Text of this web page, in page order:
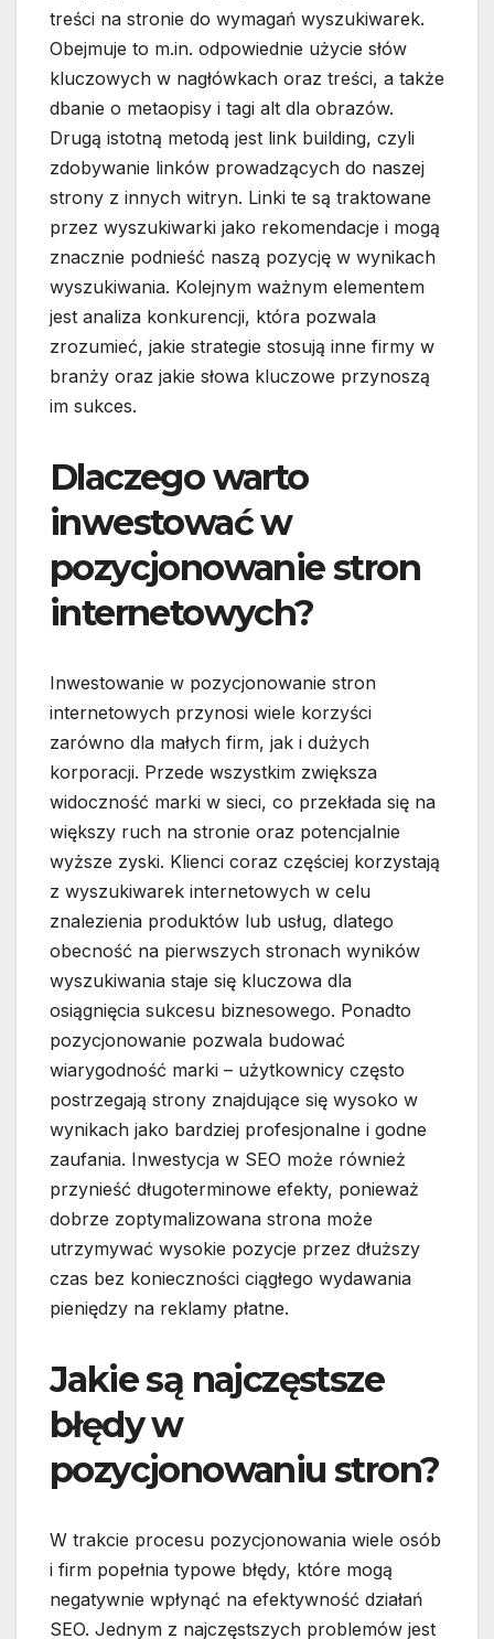
treści na stronie do wymagań wyszukiwarek.
Obejmuje to m.in. odpowiednie użycie słów
kluczowych w nagłówkach oraz treści, a także
dbanie o metaopisy i tagi alt dla obrazów.
Drugą istotną metodą jest link building, czyli
zdobywanie linków prowadzących do naszej
strony z innych witryn. Linki te są traktowane
przez wyszukiwarki jako rekomendacje i mogą
znacznie podnieść naszą pozycję w wynikach
wyszukiwania. Kolejnym ważnym elementem
jest analiza konkurencji, która pozwala
zrozumieć, jakie strategie stosują inne firmy w
branży oraz jakie słowa kluczowe przynoszą
im sukces.
Dlaczego warto
inwestować w
pozycjonowanie stron
internetowych?
Inwestowanie w pozycjonowanie stron
internetowych przynosi wiele korzyści
zarówno dla małych firm, jak i dużych
korporacji. Przede wszystkim zwiększa
widoczność marki w sieci, co przekłada się na
większy ruch na stronie oraz potencjalnie
wyższe zyski. Klienci coraz częściej korzystają
z wyszukiwarek internetowych w celu
znalezienia produktów lub usług, dlatego
obecność na pierwszych stronach wyników
wyszukiwania staje się kluczowa dla
osiągnięcia sukcesu biznesowego. Ponadto
pozycjonowanie pozwala budować
wiarygodność marki – użytkownicy często
postrzegają strony znajdujące się wysoko w
wynikach jako bardziej profesjonalne i godne
zaufania. Inwestycja w SEO może również
przynieść długoterminowe efekty, ponieważ
dobrze zoptymalizowana strona może
utrzymywać wysokie pozycje przez dłuższy
czas bez konieczności ciągłego wydawania
pieniędzy na reklamy płatne.
Jakie są najczęstsze
błędy w
pozycjonowaniu stron?
W trakcie procesu pozycjonowania wiele osób
i firm popełnia typowe błędy, które mogą
negatywnie wpłynąć na efektywność działań
SEO. Jednym z najczęstszych problemów jest